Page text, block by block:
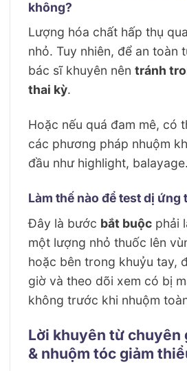
không?
Lượng hóa chất hấp thụ
nhỏ. Tuy nhiên, để an toàn
bác sĩ khuyên nêntránh
thai kỳ.
Hoặc nếu quá đam mê, có
các phương pháp nhuộm
đầu như highlight, balayage.
Làm thế nào để test dị ứng
Đây là bước bắt buộc phải
một lượng nhỏ thuốc lên
hoặc bên trong khuỷu tay,
giờ và theo dõi xem có bị
không trước khi nhuộm
Lời khuyên từ chuyên
& nhuộm tóc giảm